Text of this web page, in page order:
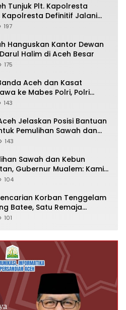
Tunjuk Plt. Kapolresta
Kapolresta Definitif Jalani
Mabes Polri
197
Hanguskan Kantor Dewan
Halim di Aceh Besar
175
Aceh dan Kasat
ke Mabes Polri, Polri
Berjalan Profesional dan
143
Jelaskan Posisi Bantuan
Pemulihan Sawah dan
143
Sawah dan Kebun
Gubernur Mualem: Kami
Pak Menteri
104
Korban Tenggelam
Batee, Satu Remaja
Satu Masih Hilang
101